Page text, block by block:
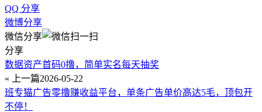
QQ 分享
微博分享
微信分享
分享
数据资产首码0撸，简单实名每天抽奖
« 上一篇2026-05-22
班专猫广告零撸赚收益平台，单条广告单价高达5毛，顶包开
不停！